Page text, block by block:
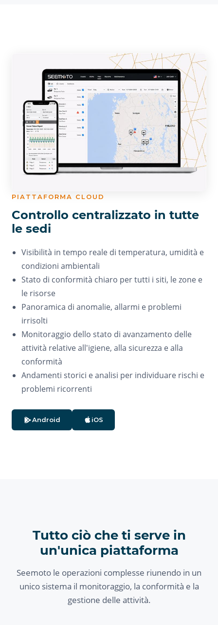
PIATTAFORMA CLOUD
Controllo centralizzato in tutte
le sedi
Visibilità in tempo reale di temperatura, umidità e
condizioni ambientali
Stato di conformità chiaro per tutti i siti, le zone e
le risorse
Panoramica di anomalie, allarmi e problemi
irrisolti
Monitoraggio dello stato di avanzamento delle
attività relative all'igiene, alla sicurezza e alla
conformità
Andamenti storici e analisi per individuare rischi e
problemi ricorrenti
Android iOS
Tutto ciò che ti serve in
un'unica piattaforma
Seemoto le operazioni complesse riunendo in un
unico sistema il monitoraggio, la conformità e la
gestione delle attività.